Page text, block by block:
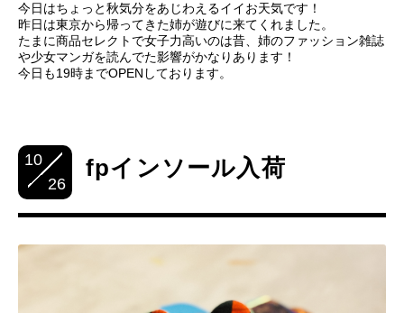
今日はちょっと秋気分をあじわえるイイお天気です！
昨日は東京から帰ってきた姉が遊びに来てくれました。
たまに商品セレクトで女子力高いのは昔、姉のファッション雑誌
や少女マンガを読んでた影響がかなりあります！
今日も19時までOPENしております。
10
26
fpインソール入荷